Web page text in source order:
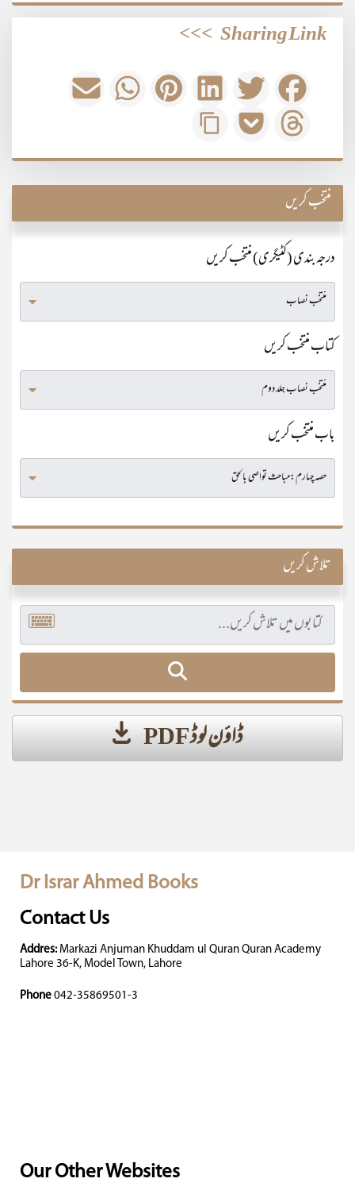
Sharing Link
>>>
منتخب کریں
درجہ بندی (کٹیگری) منتخب کریں
کتاب منتخب کریں
باب منتخب کریں
تلاش کریں
ڈاؤن لوڈ PDF
Dr Israr Ahmed Books
Contact Us
Addres: Markazi Anjuman Khuddam ul Quran Quran Academy
Lahore 36-K, Model Town, Lahore
Phone 042-35869501-3
Our Other Websites